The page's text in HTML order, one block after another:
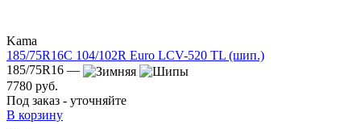
Kama
185/75R16C 104/102R Euro LCV-520 TL (шип.)
185/75R16 —
7780 руб.
Под заказ - уточняйте
В корзину